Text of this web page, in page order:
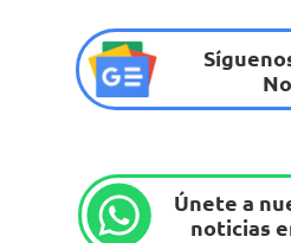
Únete a
noticias